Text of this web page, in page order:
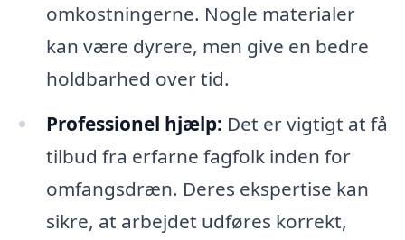
omkostningerne. Nogle materialer
kan være dyrere, men give en bedre
holdbarhed over tid.
Professionel hjælp: Det er vigtigt at få
tilbud fra erfarne fagfolk inden for
omfangsdræn. Deres ekspertise kan
sikre, at arbejdet udføres korrekt,